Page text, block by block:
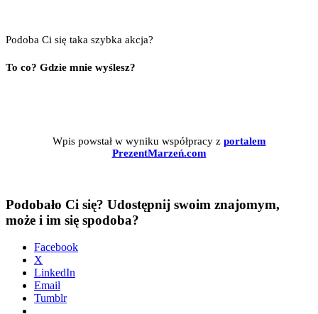
Podo­ba Ci się taka szyb­ka akcja?
To co? Gdzie mnie wyślesz?
Wpis powstał w wyni­ku współ­pra­cy z por­ta­lem
PrezentMarzeń.com
Podobało Ci się? Udostępnij swoim znajomym,
może i im się spodoba?
Face­bo­ok
X
Lin­ke­dIn
Ema­il
Tum­blr